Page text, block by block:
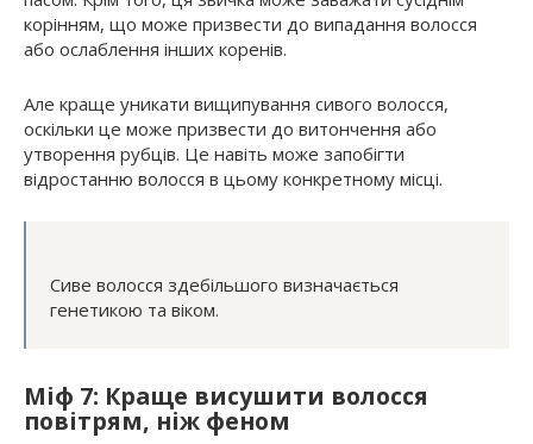
корінням, що може призвести до випадання волосся
або ослаблення інших коренів.
Але краще уникати вищипування сивого волосся,
оскільки це може призвести до витончення або
утворення рубців. Це навіть може запобігти
відростанню волосся в цьому конкретному місці.
Сиве волосся здебільшого визначається
генетикою та віком.
Міф 7: Краще висушити волосся
повітрям, ніж феном